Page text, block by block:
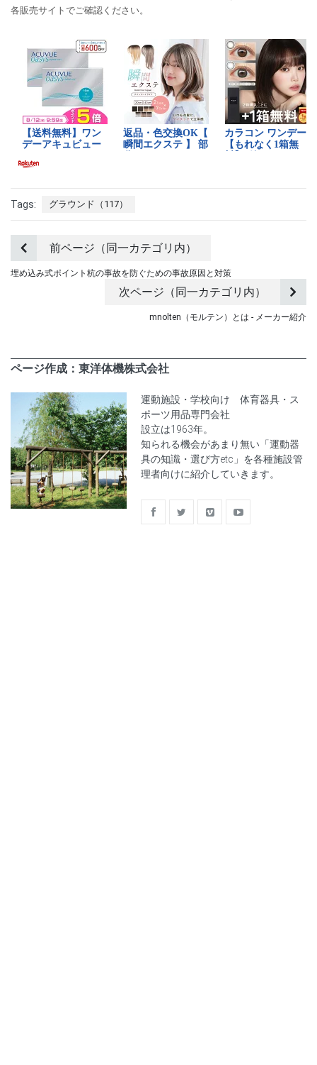
各販売サイトでご確認ください。
Tags: グラウンド（117）
前ページ（同一カテゴリ内）
埋め込み式ポイント杭の事故を防ぐための事故原因と対策
次ページ（同一カテゴリ内）
mnolten（モルテン）とは - メーカー紹介
ページ作成：東洋体機株式会社
運動施設・学校向け 体育器具・ス
ポーツ用品専門会社
設立は1963年。
知られる機会があまり無い「運動器
具の知識・選び方etc」を各種施設管
理者向けに紹介していきます。